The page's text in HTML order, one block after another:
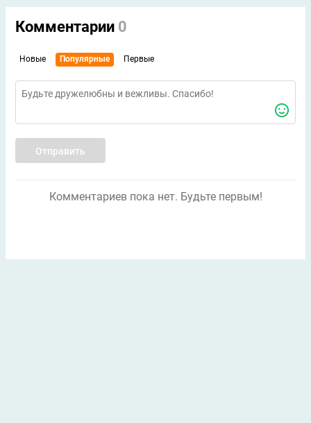
Комментарии 0
Новые Популярные Первые
Отправить
Комментариев пока нет. Будьте первым!